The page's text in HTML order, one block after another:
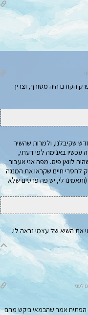
הקודם היה מטורף, וצריך
שקיבלנו, ולמרות שהשיר
עכשיו באנימה לפי דעתי,
לוואן פיס. מפה אני אעבור
לחסרי חיים שקראו את המנגה
לי, יש פה פרטים שלא
את השיא של עצמי נראה לי.
הפתיח אמר שהבמאי ביקש מהם